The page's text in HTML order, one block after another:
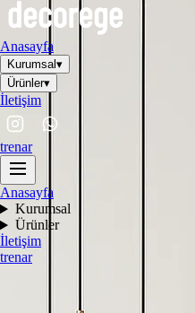
Anasayfa
Kurumsal▾
Ürünler▾
İletişim
trenar
Anasayfa
Kurumsal
Ürünler
İletişim
trenar